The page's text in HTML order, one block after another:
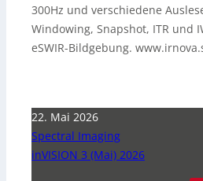
300Hz und verschiedene
Windowing, Snapshot, ITR und
eSWIR-Bildgebung.
22. Mai 2026
Spectral Imaging
inVISION 3 (Mai) 2026